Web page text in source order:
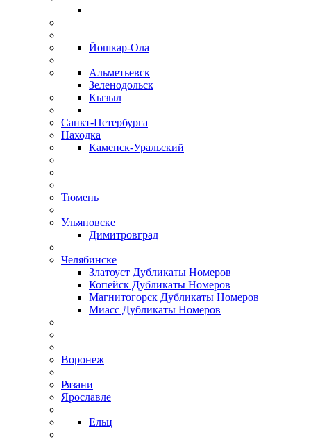
Йошкар-Ола
Альметьевск
Зеленодольск
Кызыл
Санкт-Петербурга
Находка
Каменск-Уральский
Тюмень
Ульяновске
Димитровград
Челябинске
Златоуст Дубликаты Номеров
Копейск Дубликаты Номеров
Магнитогорск Дубликаты Номеров
Миасс Дубликаты Номеров
Воронеж
Рязани
Ярославле
Ельц